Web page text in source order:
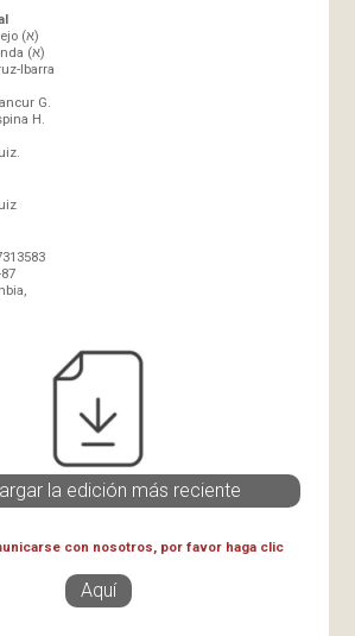
Luciano Mora-Osejo (א)
Valentina Marulanda (א)
Ibarra
G.
H.
la edición más reciente
con nosotros, por favor haga clic
Aquí